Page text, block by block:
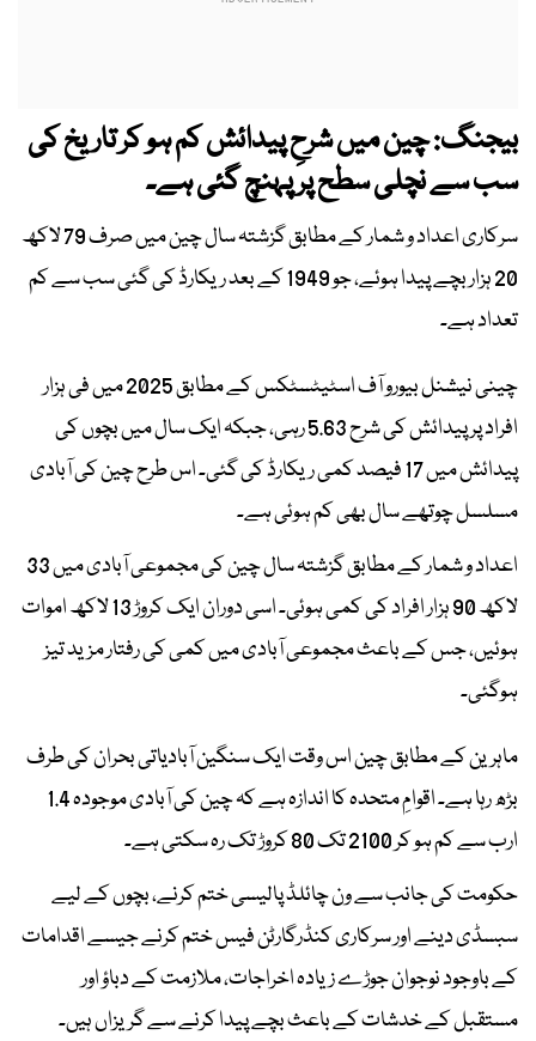
بیجنگ: چین میں شرحِ پیدائش کم ہو کر تاریخ کی
سب سے نچلی سطح پر پہنچ گئی ہے۔
سرکاری اعداد و شمار کے مطابق گزشتہ سال چین میں صرف 79 لاکھ
20 ہزار بچے پیدا ہوئے، جو 1949 کے بعد ریکارڈ کی گئی سب سے کم
تعداد ہے۔
چینی نیشنل بیورو آف اسٹیٹسٹکس کے مطابق 2025 میں فی ہزار
افراد پر پیدائش کی شرح 5.63 رہی، جبکہ ایک سال میں بچوں کی
پیدائش میں 17 فیصد کمی ریکارڈ کی گئی۔ اس طرح چین کی آبادی
مسلسل چوتھے سال بھی کم ہوئی ہے۔
اعداد و شمار کے مطابق گزشتہ سال چین کی مجموعی آبادی میں 33
لاکھ 90 ہزار افراد کی کمی ہوئی۔ اسی دوران ایک کروڑ 13 لاکھ اموات
ہوئیں، جس کے باعث مجموعی آبادی میں کمی کی رفتار مزید تیز
ہوگئی۔
ماہرین کے مطابق چین اس وقت ایک سنگین آبادیاتی بحران کی طرف
بڑھ رہا ہے۔ اقوامِ متحدہ کا اندازہ ہے کہ چین کی آبادی موجودہ 1.4
ارب سے کم ہو کر 2100 تک 80 کروڑ تک رہ سکتی ہے۔
حکومت کی جانب سے ون چائلڈ پالیسی ختم کرنے، بچوں کے لیے
سبسڈی دینے اور سرکاری کنڈرگارٹن فیس ختم کرنے جیسے اقدامات
کے باوجود نوجوان جوڑے زیادہ اخراجات، ملازمت کے دباؤ اور
مستقبل کے خدشات کے باعث بچے پیدا کرنے سے گریزاں ہیں۔